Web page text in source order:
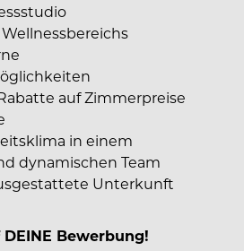
auf Zimmerpreise
in einem
dynamischen Team
Unterkunft
Bewerbung!